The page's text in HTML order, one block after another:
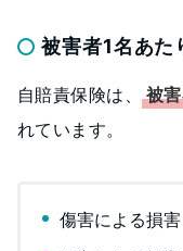
被害者1名あた
自賠責保険は、被
れています。
傷害による損